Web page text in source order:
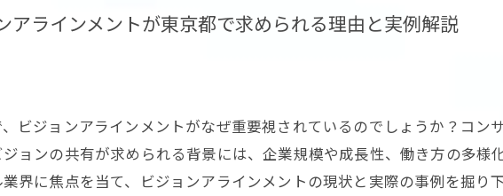
アラインメントが東京都で求められる理由と実例解説
ビジョンアラインメントがなぜ重要視されているのでしょうか？コン
ョンの共有が求められる背景には、企業規模や成長性、働き方の多様
界に焦点を当て、ビジョンアラインメントの現状と実際の事例を掘り